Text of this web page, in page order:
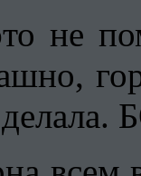
не